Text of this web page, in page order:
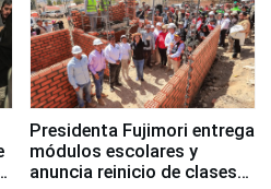
Presidenta Fujimori entrega
módulos escolares y
anuncia reinicio de clases